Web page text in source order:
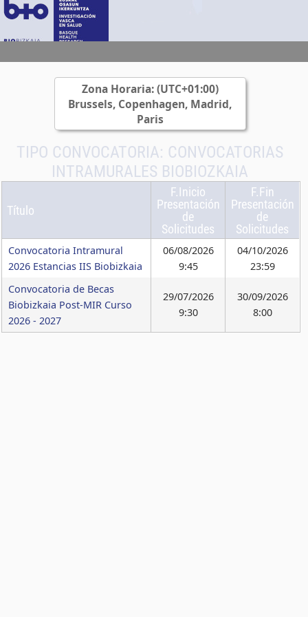
Zona Horaria: (UTC+01:00)
Brussels, Copenhagen, Madrid,
Paris
TIPO CONVOCATORIA: CONVOCATORIAS
INTRAMURALES BIOBIOZKAIA
Título
F.Inicio
Presentación
de
Solicitudes
F.Fin
Presentación
de
Solicitudes
Convocatoria Intramural
2026 Estancias IIS Biobizkaia
06/08/2026
9:45
04/10/2026
23:59
Convocatoria de Becas
Biobizkaia Post-MIR Curso
2026 - 2027
29/07/2026
9:30
30/09/2026
8:00